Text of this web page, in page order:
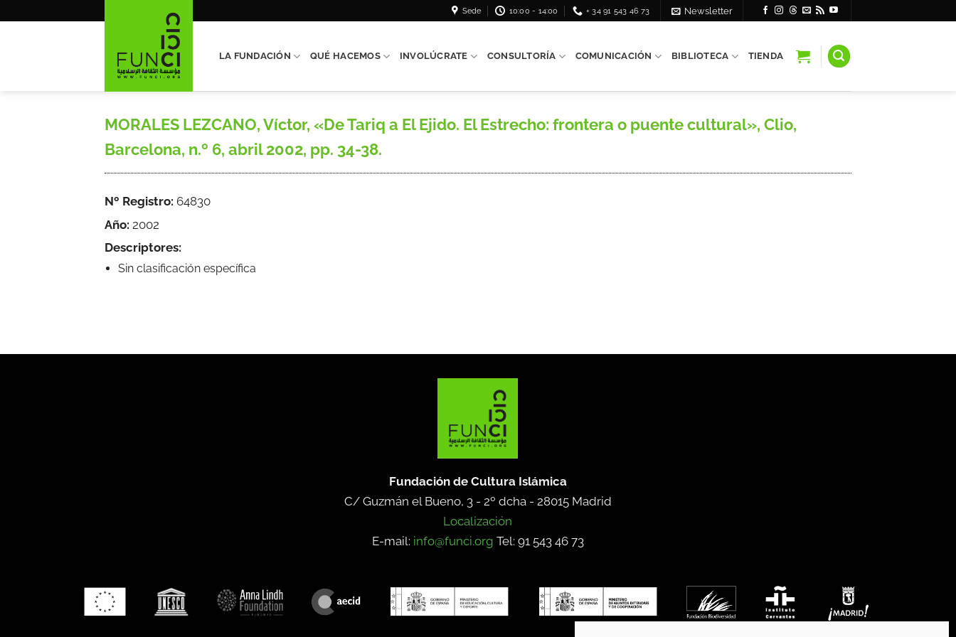
Sede 10:00 - 14:00 + 34 91 543 46 73 Newsletter
LA FUNDACIÓN QUÉ HACEMOS INVOLÚCRATE CONSULTORÍA COMUNICACIÓN BIBLIOTECA TIENDA
MORALES LEZCANO, Víctor, «De Tariq a El Ejido. El Estrecho: frontera o puente cultural», Clio,
Barcelona, n.º 6, abril 2002, pp. 34-38.
Nº Registro: 64830
Año: 2002
Descriptores:
Sin clasificación específica
Fundación de Cultura Islámica
C/ Guzmán el Bueno, 3 - 2º dcha - 28015 Madrid
Localización
E-mail: info@funci.org Tel: 91 543 46 73